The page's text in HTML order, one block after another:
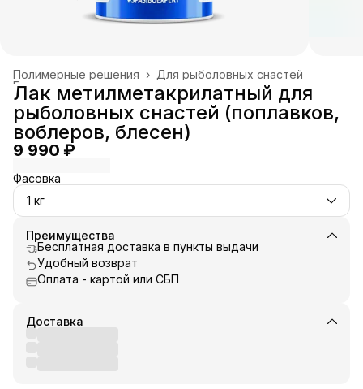
Для рыболовных снастей
Полимерные решения ›
Главная
Лак метилметакрилатный для
рыболовных снастей (поплавков,
воблеров, блесен)
9 990 ₽
Фасовка
1 кг
Преимущества
Бесплатная доставка в пункты выдачи
Удобный возврат
Оплата - картой или СБП
Доставка